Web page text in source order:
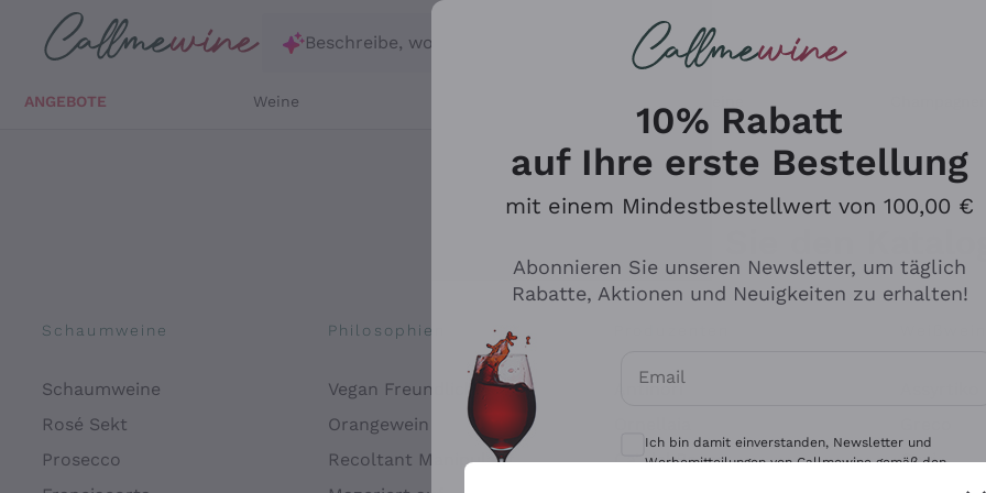
Zum Hauptinhalt springen
Beschreibe, wonach du suchst
ANGEBOTE Weine
Schaumweine
Schaumweine
Rosé Sekt
Prosecco
Philosophien
Vegan Freundlich
Orangewein
Recoltant Manipulant
Antinori
Ca' del Bosco
Gavi
10% Rabatt
auf Ihre erste Bestellung
mit einem Mindestbestellwert von 100,00 €
Abonnieren Sie unseren Newsletter, um täglich
Rabatte, Aktionen und Neuigkeiten zu erhalten!
Email
Optionale Einwilligungen zum Erhalt von
Ich bin damit einverstanden, Newsletter und
Werbemitteilungen von Callmewine gemäß den -